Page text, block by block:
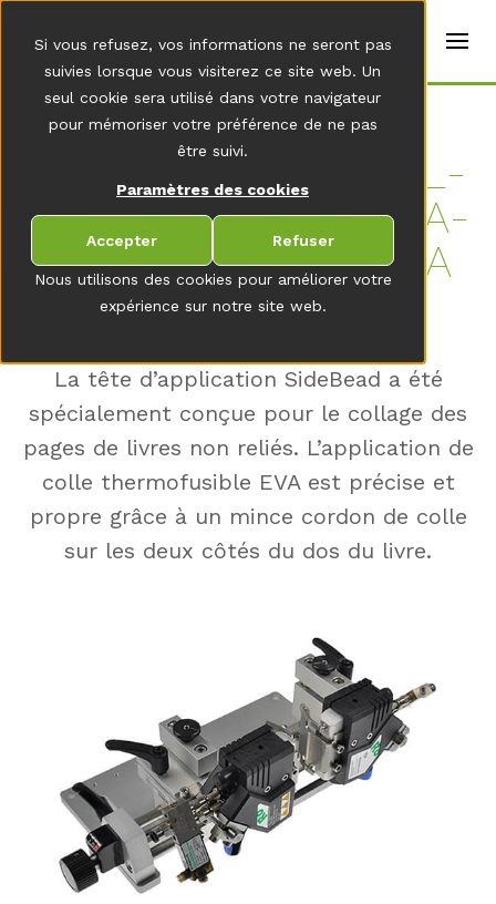
Nous utilisons des cookies pour améliorer votre
expérience sur notre site web.
Si vous refusez, vos informations ne seront pas
suivies lorsque vous visiterez ce site web. Un
seul cookie sera utilisé dans votre navigateur
pour mémoriser votre préférence de ne pas
être suivi.
Paramètres des cookies
Accepter Refuser
t
r
s
E
n
Home
SI­DE­BE­AD – UN COL­
LA­GE PRÉCIS DES PA­
GES DU DÉBUT À LA
FIN
La tête d’application SideBead a été
spécialement conçue pour le collage des
pages de livres non reliés. L’application de
colle thermofusible EVA est précise et
propre grâce à un mince cordon de colle
sur les deux côtés du dos du livre.